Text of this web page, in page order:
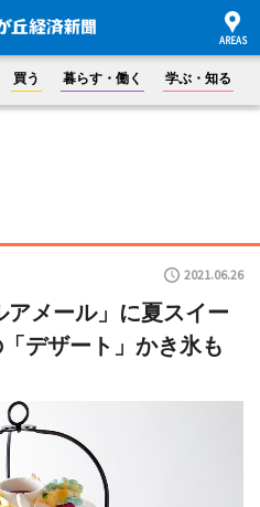
買う 暮らす・働く 学ぶ・知る
2021.06.26
メール」に夏スイー
デザート」かき氷も